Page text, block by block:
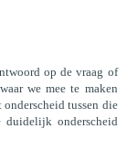
op de vraag of
we mee te maken
tussen die
duidelijk onderscheid